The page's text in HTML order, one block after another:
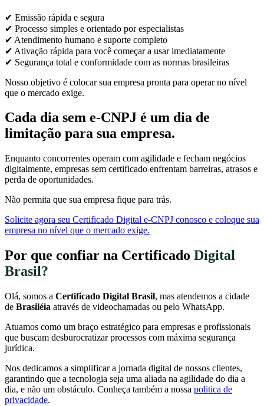
✔ Emissão rápida e segura
✔ Processo simples e orientado por especialistas
✔ Atendimento humano e suporte completo
✔ Ativação rápida para você começar a usar imediatamente
✔ Segurança total e conformidade com as normas brasileiras
Nosso objetivo é colocar sua empresa pronta para operar no nível
que o mercado exige.
Cada dia sem e-CNPJ é um dia de
limitação para sua empresa.
Enquanto concorrentes operam com agilidade e fecham negócios
digitalmente, empresas sem certificado enfrentam barreiras, atrasos e
perda de oportunidades.
Não permita que sua empresa fique para trás.
Solicite agora seu Certificado Digital e-CNPJ conosco e coloque sua
empresa no nível que o mercado exige.
Por que confiar na Certificado Digital
Brasil?
Olá, somos a Certificado Digital Brasil, mas atendemos a cidade
de Brasiléia através de videochamadas ou pelo WhatsApp.
Atuamos como um braço estratégico para empresas e profissionais
que buscam desburocratizar processos com máxima segurança
jurídica.
Nos dedicamos a simplificar a jornada digital de nossos clientes,
garantindo que a tecnologia seja uma aliada na agilidade do dia a
dia, e não um obstáculo. Conheça também a nossa politica de
privacidade.